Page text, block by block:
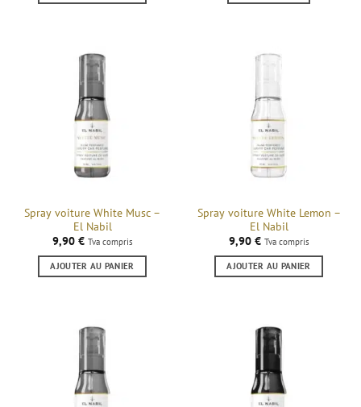
Spray voiture White Musc –
El Nabil
9,90 € Tva compris
AJOUTER AU PANIER
Spray voiture White Lemon –
El Nabil
9,90 € Tva compris
AJOUTER AU PANIER